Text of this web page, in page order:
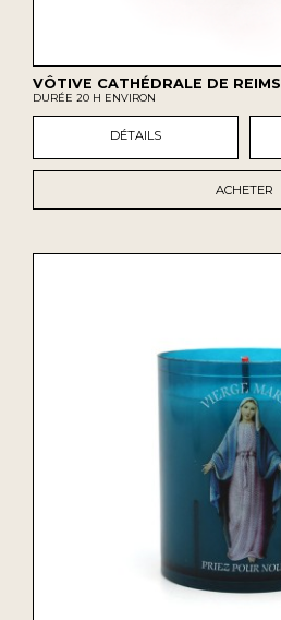
VÔTIVE CATHÉDRALE DE REIMS
DURÉE 20 H ENVIRON
DÉTAILS
ACHETER